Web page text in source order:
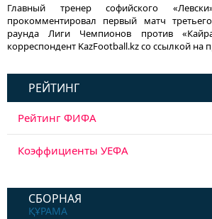
Главный тренер софийского
прокомментировал первый матч
раунда Лиги Чемпионов против
корреспондент KazFootball.kz со ссылкой на
РЕЙТИНГ
Рейтинг ФИФА
Коэффициенты УЕФА
СБОРНАЯ
ҚҰРАМА